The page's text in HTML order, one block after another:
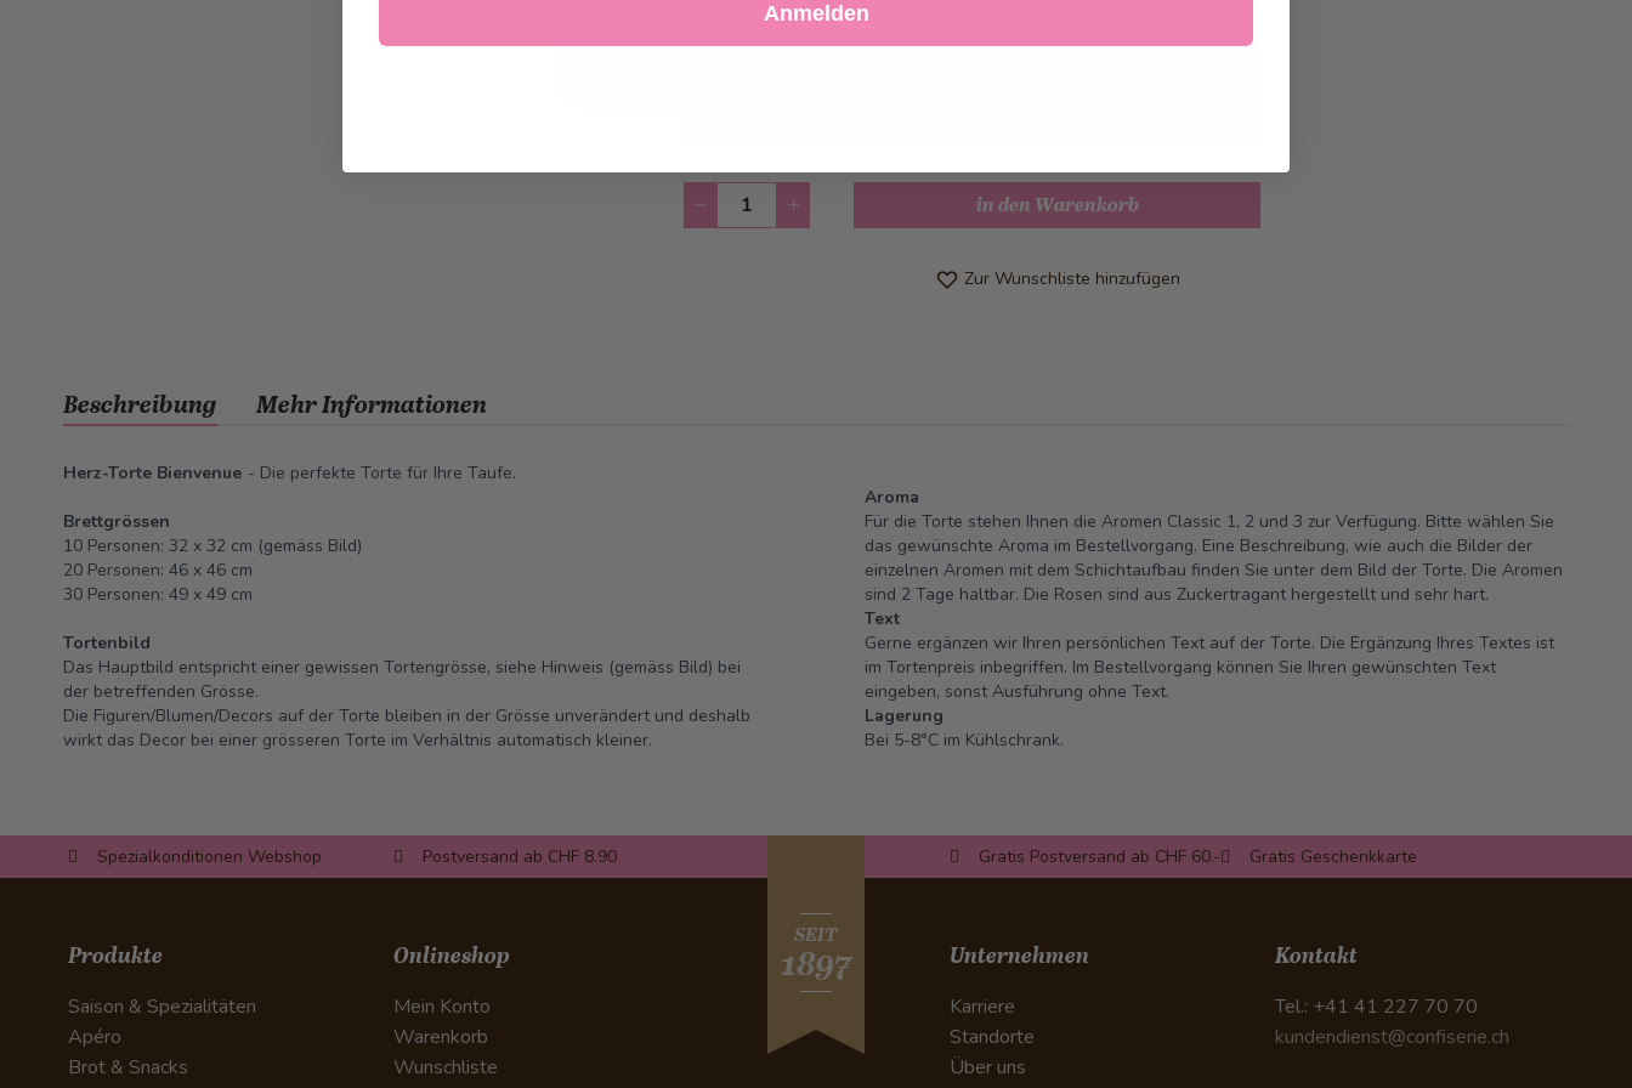
in den Warenkorb
Zur Wunschliste hinzufügen
Beschreibung
Herz-Torte Bienvenue - Die perfekte Torte für Ihre Taufe.
Brettgrössen
10 Personen: 32 x 32 cm (gemäss Bild)
20 Personen: 46 x 46 cm
30 Personen: 49 x 49 cm
Tortenbild
Das Hauptbild entspricht einer gewissen Tortengrösse, siehe Hinweis (gemäss Bild) bei
der betreffenden Grösse.
Die Figuren/Blumen/Decors auf der Torte bleiben in der Grösse unverändert und deshalb
wirkt das Decor bei einer grösseren Torte im Verhältnis automatisch kleiner.
Aroma
Für die Torte stehen Ihnen die Aromen Classic 1, 2 und 3 zur Verfügung. Bitte wählen Sie
das gewünschte Aroma im Bestellvorgang. Eine Beschreibung, wie auch die Bilder der
einzelnen Aromen mit dem Schichtaufbau finden Sie unter dem Bild der Torte. Die Aromen
sind 2 Tage haltbar. Die Rosen sind aus Zuckertragant hergestellt und sehr hart.
Text
Gerne ergänzen wir Ihren persönlichen Text auf der Torte. Die Ergänzung Ihres Textes ist
im Tortenpreis inbegriffen. Im Bestellvorgang können Sie Ihren gewünschten Text
eingeben, sonst Ausführung ohne Text.
Lagerung
Bei 5-8°C im Kühlschrank.
Mehr Informationen
Spezialkonditionen Webshop Postversand ab CHF 8.90 Gratis Postversand ab CHF 60.- Gratis Geschenkkarte
SEIT
1897
Produkte
Saison & Spezialitäten
Apéro
Brot & Snacks
Onlineshop
Mein Konto
Warenkorb
Wunschliste
Unternehmen
Karriere
Standorte
Über uns
Kontakt
Tel.: +41 41 227 70 70
kundendienst@confiserie.ch
Einstellungen anpassen
Anmelden